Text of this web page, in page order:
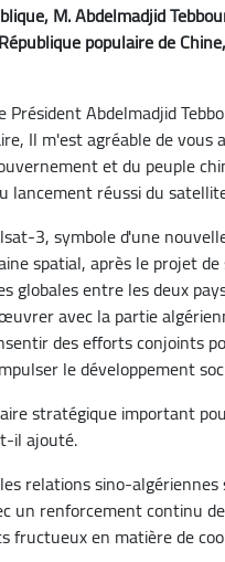
M. Abdelmadjid
populaire de
Président Abdelmadjid
Il m'est agréable de
et du peuple
réussi du
3, symbole d'une
spatial, après le projet
globales entre les deux
avec la partie
des efforts conjoints
le développement
stratégique important
il ajouté.
relations sino-
un renforcement continu
fructueux en matière de